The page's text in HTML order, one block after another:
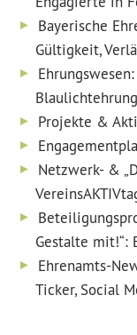
Bayerische
Gültigkeit,
Projekte &
Netzwerk- &
Gestalte mit!“:
Ehrenamts-
Ticker, Social